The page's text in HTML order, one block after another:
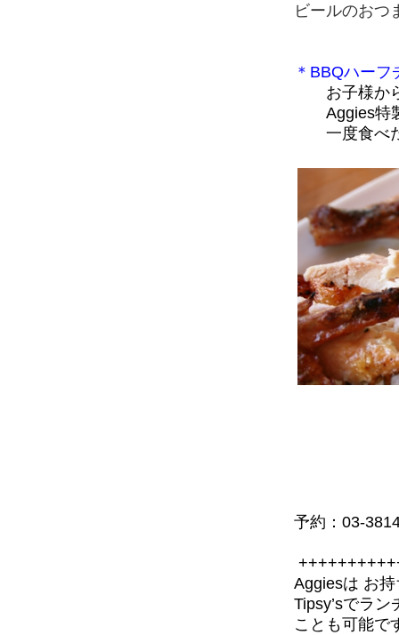
ビールのおつ
＊BBQハー
お子様か
Aggies特製
一度食べた
予約：03-
Aggiesは お
Tipsy’sでラ
ことも可能で